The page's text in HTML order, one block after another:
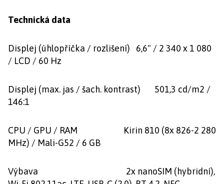
Technická data
Displej (úhlopříčka / rozlišení) 6,6" / 2 340 x 1 080
/ LCD / 60 Hz
Displej (max. jas / šach. kontrast) 501,3 cd/m2 /
146:1
CPU / GPU / RAM Kirin 810 (8x 826-2 280
MHz) / Mali-G52 / 6 GB
Výbava 2x nanoSIM (hybridní),